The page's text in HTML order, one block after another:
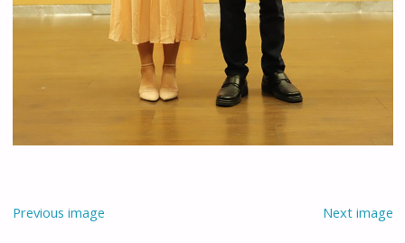
Previous image Next image